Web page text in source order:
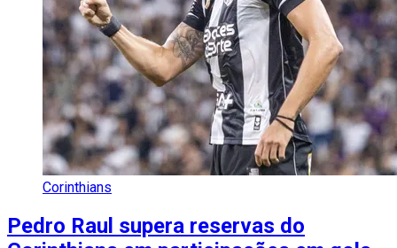
Corinthians
Pedro Raul supera reservas do